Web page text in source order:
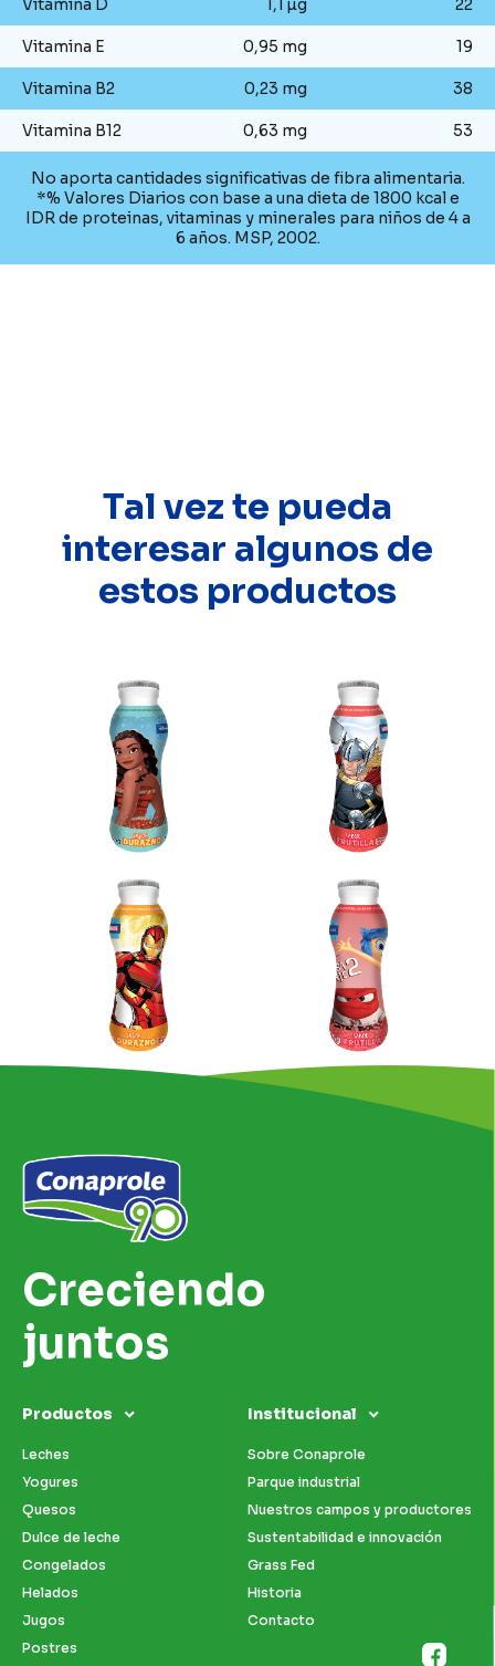
Vitamina D 1,1 µg 22
Vitamina E 0,95 mg 19
Vitamina B2 0,23 mg 38
Vitamina B12 0,63 mg 53
No aporta cantidades significativas de fibra alimentaria.
*% Valores Diarios con base a una dieta de 1800 kcal e
IDR de proteinas, vitaminas y minerales para niños de 4 a
6 años. MSP, 2002.
Tal vez te pueda
interesar algunos de
estos productos
Creciendo
juntos
Productos
Leches
Yogures
Quesos
Dulce de leche
Congelados
Helados
Jugos
Postres
Institucional
Sobre Conaprole
Parque industrial
Nuestros campos y productores
Sustentabilidad e innovación
Grass Fed
Historia
Contacto